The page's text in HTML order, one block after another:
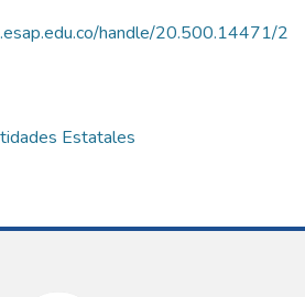
handle/20.500.14471/2
Estatales